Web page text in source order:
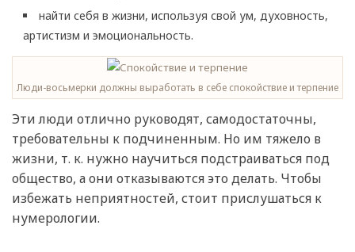
найти себя в жизни, используя свой ум, духовность,
артистизм и эмоциональность.
Люди-восьмерки должны выработать в себе спокойствие и терпение
Эти люди отлично руководят, самодостаточны,
требовательны к подчиненным. Но им тяжело в
жизни, т. к. нужно научиться подстраиваться под
общество, а они отказываются это делать. Чтобы
избежать неприятностей, стоит прислушаться к
нумерологии.